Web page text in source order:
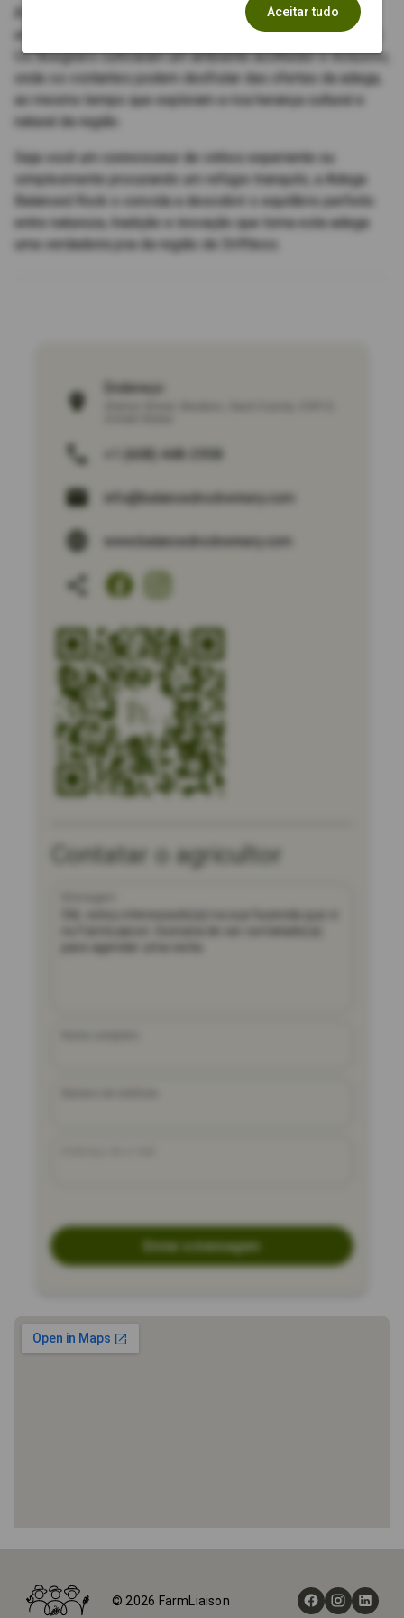
A Adega Balanced Rock não é apenas um destino para
entusiastas do vinho; é um centro para a comunidade local.
Os Boegners cultivaram um ambiente acolhedor e inclusivo,
onde os visitantes podem desfrutar das ofertas da adega,
ao mesmo tempo que exploram a rica herança cultural e
natural da região.
Seja você um connoisseur de vinhos experiente ou
simplesmente procurando um refúgio tranquilo, a Adega
Balanced Rock o convida a descobrir o equilíbrio perfeito
entre natureza, tradição e inovação que torna esta adega
uma verdadeira joia da região de Driftless.
Endereço:
+1 (608) 448-2958
info@balancedrockwinery.com
www.balancedrockwinery.com
Contatar o agricultor
Enviar a mensagem
Fazendas © 2026 FarmLiaison
Aceitar tudo